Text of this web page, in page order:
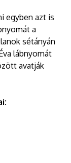
egyben azt is
a
sétányán
lábnyomát
avatják